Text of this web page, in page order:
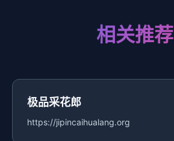
相关推荐
极品采花郎
https://jipincaihualang.org